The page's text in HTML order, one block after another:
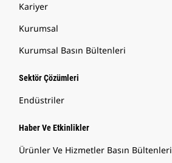
Kariyer
Kurumsal
Kurumsal Basın Bültenleri
Sektör Çözümleri
Endüstriler
Haber Ve Etkinlikler
Ürünler Ve Hizmetler Basın Bültenleri